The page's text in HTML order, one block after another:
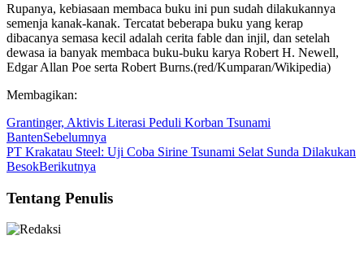
Rupanya, kebiasaan membaca buku ini pun sudah dilakukannya
semenja kanak-kanak. Tercatat beberapa buku yang kerap
dibacanya semasa kecil adalah cerita fable dan injil, dan setelah
dewasa ia banyak membaca buku-buku karya Robert H. Newell,
Edgar Allan Poe serta Robert Burns.(red/Kumparan/Wikipedia)
Membagikan:
Grantinger, Aktivis Literasi Peduli Korban Tsunami
BantenSebelumnya
PT Krakatau Steel: Uji Coba Sirine Tsunami Selat Sunda Dilakukan
BesokBerikutnya
Tentang Penulis